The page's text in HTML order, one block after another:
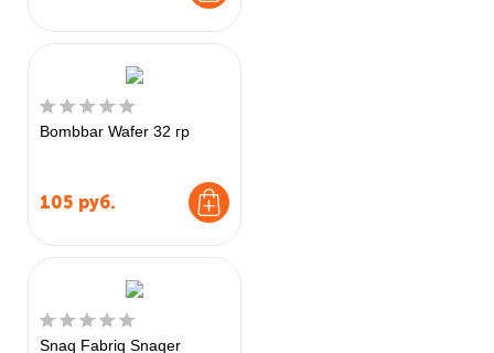
Bombbar Wafer 32 гр
105 руб.
Snaq Fabriq Snaqer